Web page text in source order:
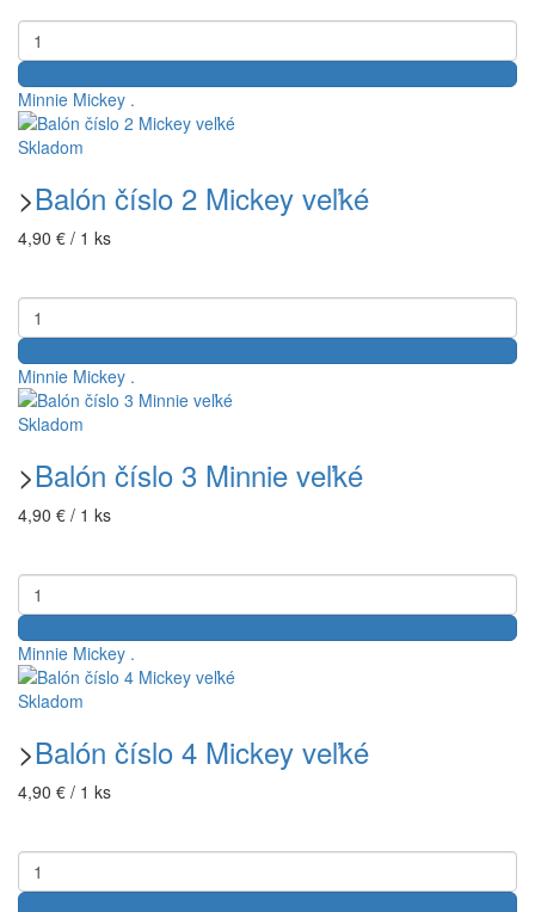
Minnie Mickey .
Skladom
>Balón číslo 2 Mickey veľké
4,90 € / 1 ks
Minnie Mickey .
Skladom
>Balón číslo 3 Minnie veľké
4,90 € / 1 ks
Minnie Mickey .
Skladom
>Balón číslo 4 Mickey veľké
4,90 € / 1 ks